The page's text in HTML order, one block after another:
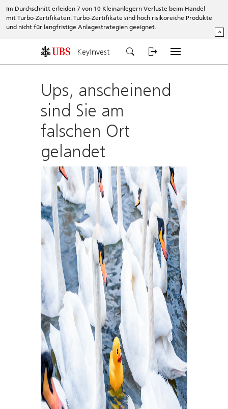
Im Durchschnitt erleiden 7 von 10 Kleinanlegern Verluste beim Handel
mit Turbo-Zertifikaten. Turbo-Zertifikate sind hoch risikoreiche Produkte
und nicht für langfristige Anlagestrategien geeignet.
^
KeyInvest
Ups, anscheinend
sind Sie am
falschen Ort
gelandet